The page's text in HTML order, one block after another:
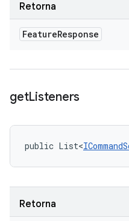
Retorna
FeatureResponse
getListeners
public List<
Retorna